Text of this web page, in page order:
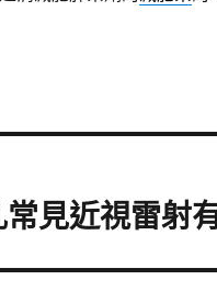
見近視雷射